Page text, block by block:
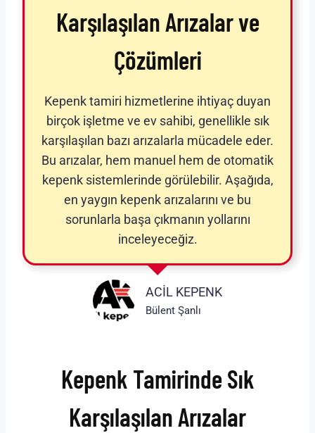
Karşılaşılan Arızalar ve
Çözümleri
Kepenk tamiri hizmetlerine ihtiyaç duyan
birçok işletme ve ev sahibi, genellikle sık
karşılaşılan bazı arızalarla mücadele eder.
Bu arızalar, hem manuel hem de otomatik
kepenk sistemlerinde görülebilir. Aşağıda,
en yaygın kepenk arızalarını ve bu
sorunlarla başa çıkmanın yollarını
inceleyeceğiz.
ACİL KEPENK
Bülent Şanlı
Kepenk Tamirinde Sık
Karşılaşılan Arızalar